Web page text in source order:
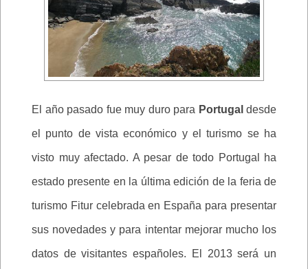
El año pasado fue muy duro para Portugal desde
el punto de vista económico y el turismo se ha
visto muy afectado. A pesar de todo Portugal ha
estado presente en la última edición de la feria de
turismo Fitur celebrada en España para presentar
sus novedades y para intentar mejorar mucho los
datos de visitantes españoles. El 2013 será un